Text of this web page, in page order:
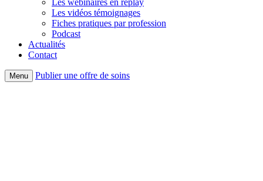
Les webinaires en replay
Les vidéos témoignages
Fiches pratiques par profession
Podcast
Actualités
Contact
Menu Publier une offre de soins